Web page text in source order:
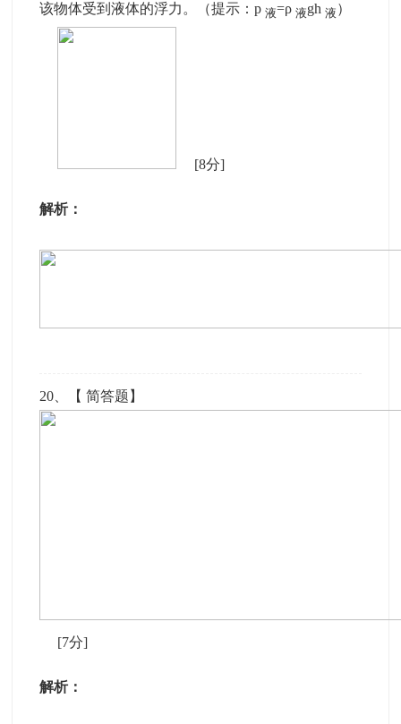
该物体受到液体的浮力。（提示：p液=ρ液gh液 ）
[8分]
解析：
20 、【简答题 】
[7分]
解析：